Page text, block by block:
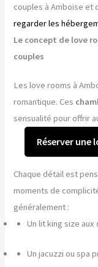
couples à Amboise et
regarder les
Le concept de love
couples
Les love rooms à
romantique. Ces
sensualité pour offrir
Réserver une
Chaque détail est
moments de
généralement :
Un lit king size aux
Un jacuzzi ou spa